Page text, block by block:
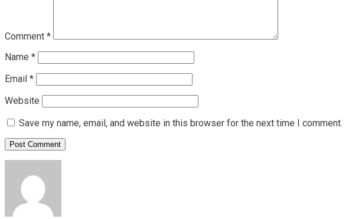
Comment *
Name *
Email *
Website
Save my name, email, and website in this browser for the next time I comment.